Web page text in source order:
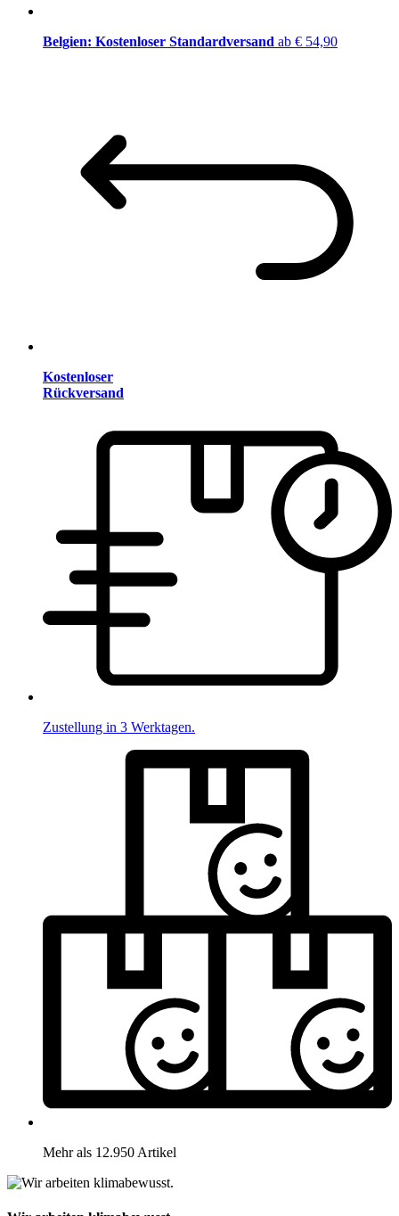
Belgien: Kostenloser Standardversand ab € 54,90
Kostenloser
Rückversand
Zustellung in 3 Werktagen.
Mehr als 12.950 Artikel